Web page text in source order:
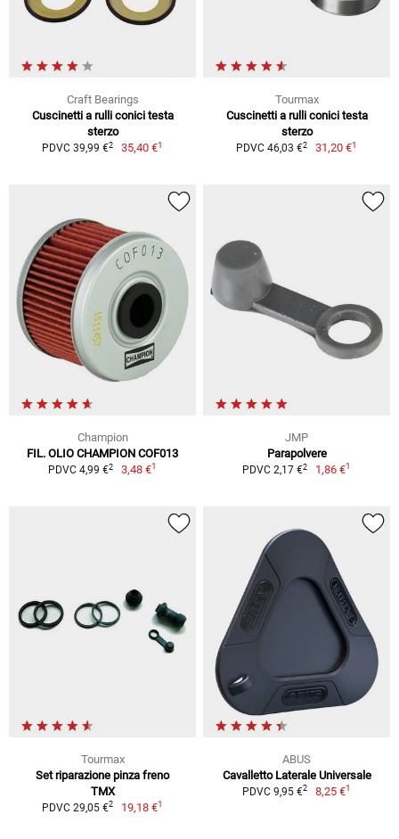
Craft Bearings
Cuscinetti a rulli conici testa
sterzo
PDVC 39,99 €2 35,40 €1
Tourmax
Cuscinetti a rulli conici testa
sterzo
PDVC 46,03 €2 31,20 €1
Champion
FIL. OLIO CHAMPION COF013
PDVC 4,99 €2 3,48 €1
JMP
Parapolvere
PDVC 2,17 €2 1,86 €1
Tourmax
Set riparazione pinza freno
TMX
PDVC 29,05 €2 19,18 €1
ABUS
Cavalletto Laterale Universale
PDVC 9,95 €2 8,25 €1